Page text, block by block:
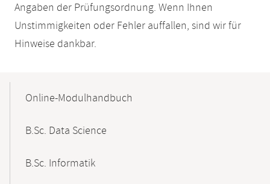
Angaben der Prüfungsordnung. Wenn Ihnen
Unstimmigkeiten oder Fehler auffallen, sind wir für
Hinweise dankbar.
NavigationOnline-Modulhandbuch
B.Sc. Data Science
B.Sc. Informatik